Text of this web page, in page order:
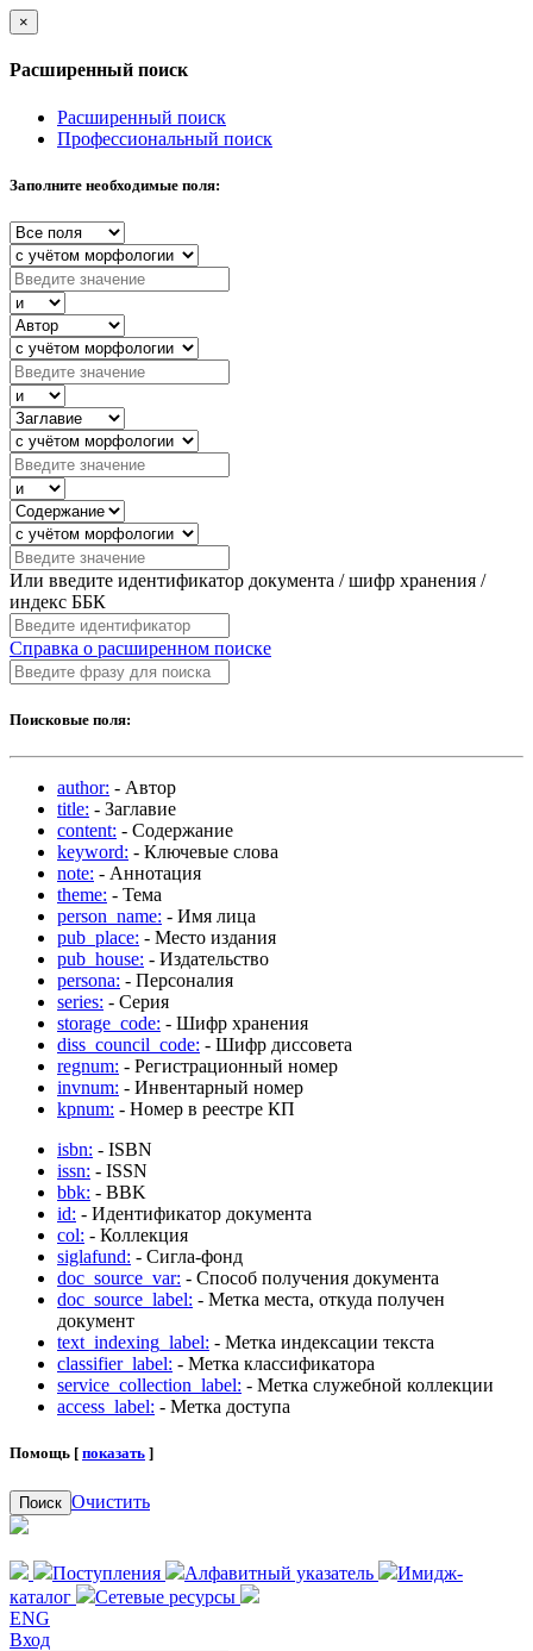
×
Расширенный поиск
Расширенный поиск
Профессиональный поиск
Заполните необходимые поля:
Или введите идентификатор документа / шифр хранения /
индекс ББК
Справка о расширенном поиске
Поисковые поля:
author: - Автор
title: - Заглавие
content: - Содержание
keyword: - Ключевые слова
note: - Аннотация
theme: - Тема
person_name: - Имя лица
pub_place: - Место издания
pub_house: - Издательство
persona: - Персоналия
series: - Серия
storage_code: - Шифр хранения
diss_council_code: - Шифр диссовета
regnum: - Регистрационный номер
invnum: - Инвентарный номер
kpnum: - Номер в реестре КП
isbn: - ISBN
issn: - ISSN
bbk: - BBK
id: - Идентификатор документа
col: - Коллекция
siglafund: - Сигла-фонд
doc_source_var: - Способ получения документа
doc_source_label: - Метка места, откуда получен
документ
text_indexing_label: - Метка индексации текста
classifier_label: - Метка классификатора
service_collection_label: - Метка служебной коллекции
access_label: - Метка доступа
Помощь [ показать ]
Поиск Очистить
Поступления Алфавитный указатель
Имидж-
каталог
Сетевые ресурсы
ENG
Вход